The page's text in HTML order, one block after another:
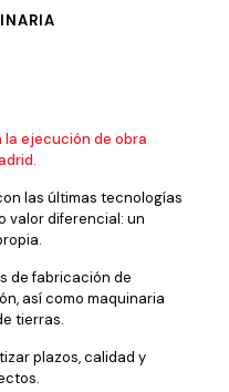
la ejecución de obra
las últimas tecnologías
valor diferencial: un
de fabricación de
así como maquinaria
tierras.
plazos, calidad y